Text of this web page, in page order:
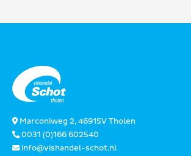
Marconiweg 2, 4691SV Tholen
0031 (0)166 602540
info@vishandel-schot.nl